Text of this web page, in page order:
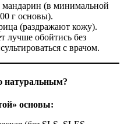
мандарин (в минимальной
г основы).
(раздражают кожу).
лучше обойтись без
с врачом.
натуральным?
основы: